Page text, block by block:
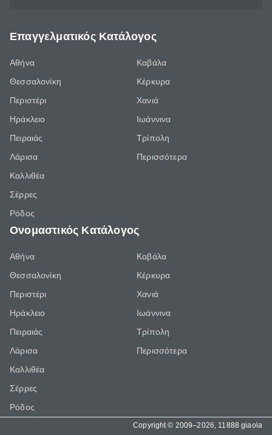
Επαγγελματικός Κατάλογος
Αθήνα
Θεσσαλονίκη
Περιστέρι
Ηράκλειο
Πειραιάς
Λάρισα
Καλλιθέα
Σέρρες
Ρόδος
Καβάλα
Κέρκυρα
Χανιά
Ιωάννινα
Τρίπολη
Περισσότερα
Ονομαστικός Κατάλογος
Αθήνα
Θεσσαλονίκη
Περιστέρι
Ηράκλειο
Πειραιάς
Λάρισα
Καλλιθέα
Σέρρες
Ρόδος
Καβάλα
Κέρκυρα
Χανιά
Ιωάννινα
Τρίπολη
Περισσότερα
Copyright © 2009–2026, 11888 giaola